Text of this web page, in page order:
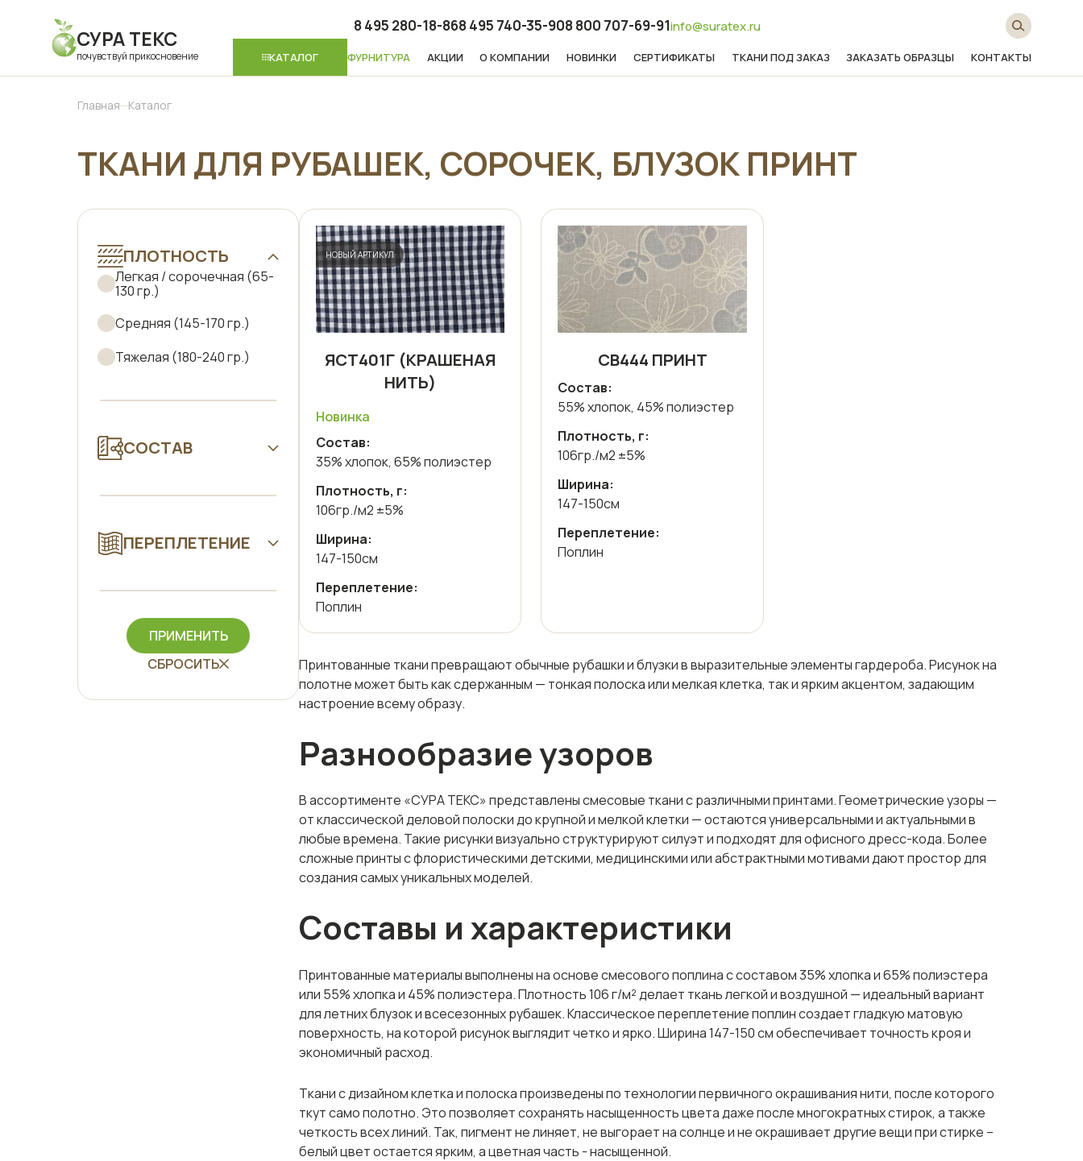
СУРА ТЕКС
почувствуй прикосновение
8 495 280-18-868 495 740-35-908 800 707-69-91info@suratex.ru
КАТАЛОГ ФУРНИТУРА АКЦИИ О КОМПАНИИ НОВИНКИ СЕРТИФИКАТЫ ТКАНИ ПОД ЗАКАЗ ЗАКАЗАТЬ ОБРАЗЦЫ КОНТАКТЫ
Главная Каталог
ТКАНИ ДЛЯ РУБАШЕК, СОРОЧЕК, БЛУЗОК ПРИНТ
ПЛОТНОСТЬ
Легкая / сорочечная (65-
130 гр.)
Средняя (145-170 гр.)
Тяжелая (180-240 гр.)
СОСТАВ
ПЕРЕПЛЕТЕНИЕ
ПРИМЕНИТЬ
СБРОСИТЬ
НОВЫЙ АРТИКУЛ
ЯСТ401Г (КРАШЕНАЯ
НИТЬ)
Новинка
Состав:
35% хлопок, 65% полиэстер
Плотность, г:
106гр./м2 ±5%
Ширина:
147-150см
Переплетение:
Поплин
СВ444 ПРИНТ
Состав:
55% хлопок, 45% полиэстер
Плотность, г:
106гр./м2 ±5%
Ширина:
147-150см
Переплетение:
Поплин
Принтованные ткани превращают обычные рубашки и блузки в выразительные элементы гардероба. Рисунок на
полотне может быть как сдержанным — тонкая полоска или мелкая клетка, так и ярким акцентом, задающим
настроение всему образу.
Разнообразие узоров
В ассортименте «СУРА ТЕКС» представлены смесовые ткани с различными принтами. Геометрические узоры —
от классической деловой полоски до крупной и мелкой клетки — остаются универсальными и актуальными в
любые времена. Такие рисунки визуально структурируют силуэт и подходят для офисного дресс-кода. Более
сложные принты с флористическими детскими, медицинскими или абстрактными мотивами дают простор для
создания самых уникальных моделей.
Составы и характеристики
Принтованные материалы выполнены на основе смесового поплина с составом 35% хлопка и 65% полиэстера
или 55% хлопка и 45% полиэстера. Плотность 106 г/м² делает ткань легкой и воздушной — идеальный вариант
для летних блузок и всесезонных рубашек. Классическое переплетение поплин создает гладкую матовую
поверхность, на которой рисунок выглядит четко и ярко. Ширина 147-150 см обеспечивает точность кроя и
экономичный расход.
Ткани с дизайном клетка и полоска произведены по технологии первичного окрашивания нити, после которого
ткут само полотно. Это позволяет сохранять насыщенность цвета даже после многократных стирок, а также
четкость всех линий. Так, пигмент не линяет, не выгорает на солнце и не окрашивает другие вещи при стирке –
белый цвет остается ярким, а цветная часть - насыщенной.